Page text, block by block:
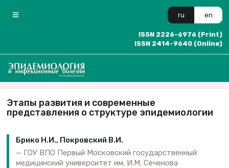
ru en
ISSN 2226-6976 (Print)
ISSN 2414-9640 (Online)
Этапы развития и современные
представления о структуре эпидемиологии
Брико Н.И., Покровский В.И.
ГОУ ВПО Первый Московский государственный
медицинский университет им. И.М. Сеченова